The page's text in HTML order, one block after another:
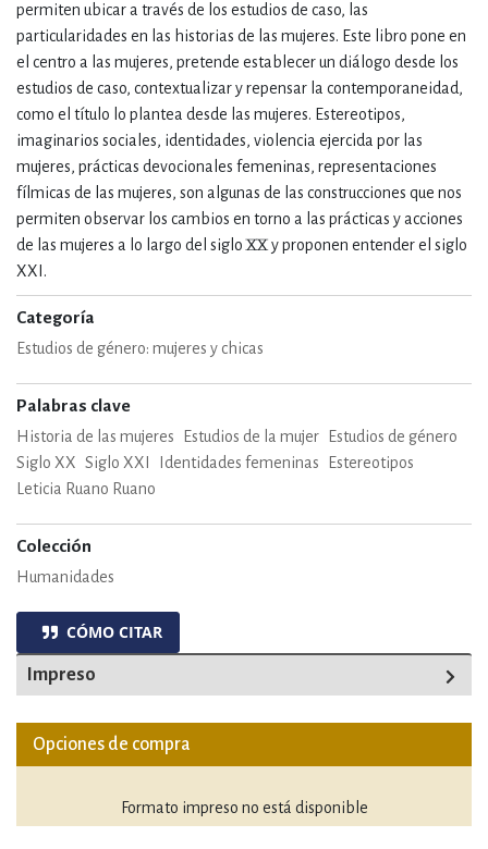
permiten ubicar a través de los estudios de caso, las
particularidades en las historias de las mujeres. Este libro pone en
el centro a las mujeres, pretende establecer un diálogo desde los
estudios de caso, contextualizar y repensar la contemporaneidad,
como el título lo plantea desde las mujeres. Estereotipos,
imaginarios sociales, identidades, violencia ejercida por las
mujeres, prácticas devocionales femeninas, representaciones
fílmicas de las mujeres, son algunas de las construcciones que nos
permiten observar los cambios en torno a las prácticas y acciones
de las mujeres a lo largo del siglo XX y proponen entender el siglo
XXI.
Categoría
Estudios de género: mujeres y chicas
Palabras clave
Historia de las mujeres Estudios de la mujer
Estudios de género
Siglo XX Siglo XXI Identidades femeninas
Estereotipos
Leticia Ruano Ruano
Colección
Humanidades
CÓMO CITAR
Impreso
Opciones de compra
Formato impreso no está disponible